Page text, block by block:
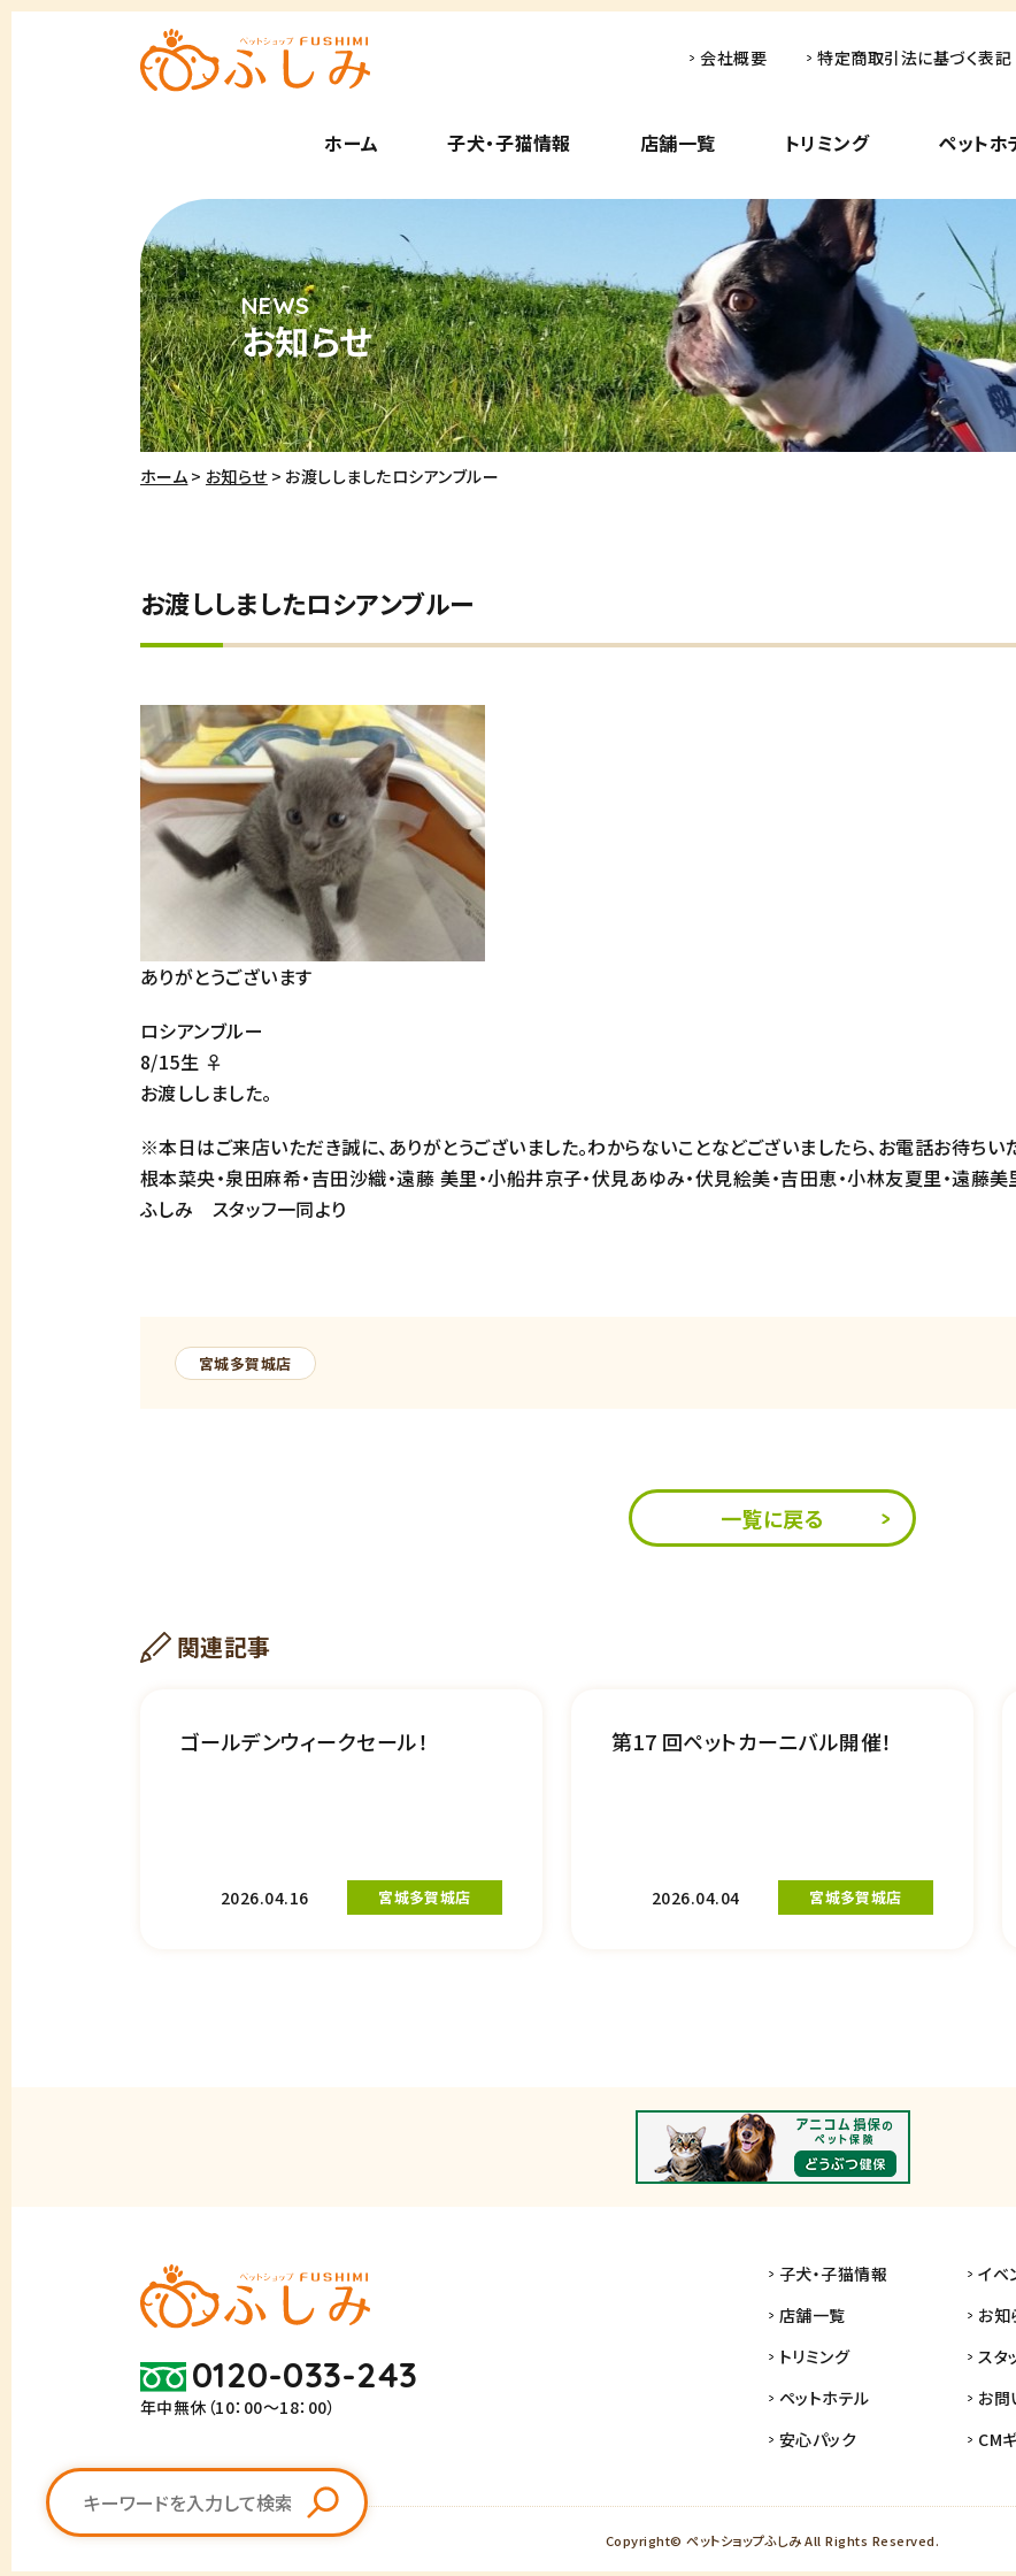
ホーム 子犬・子猫情報 店舗一覧 トリミング ペットホ
会社概要 特定商取引法に基づく表記
お知らせ
ホーム お知らせ お渡ししましたロシアンブルー
お渡ししましたロシアンブルー
ありがとうございます
ロシアンブルー
8/15生 ♀
お渡ししました。
※本日はご来店いただき誠に、ありがとうございました。わからないことなどございましたら、お電話お待ちいた
根本菜央・泉田麻希・吉田沙織・遠藤 美里・小船井京子・伏見あゆみ・伏見絵美・吉田恵・小林友夏里・遠藤美
ふしみ スタッフ一同より
宮城多賀城店
一覧に戻る
関連記事
ゴールデンウィークセール！
2026.04.16 宮城多賀城店
第17 回ペットカーニバル開催！
2026.04.04 宮城多賀城店
0120-033-243
年中無休（10：00～18：00）
子犬・子猫情報
店舗一覧
トリミング
ペットホテル
安心パック
イベ
お知
スタ
お問
CM
Copyright© ペットショップふしみ All Rights Reserved.